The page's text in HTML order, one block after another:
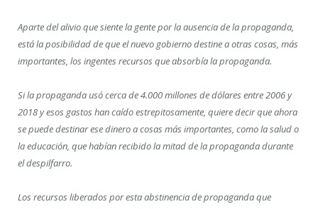
Aparte del alivio que siente la gente por la ausencia de la propaganda,
está la posibilidad de que el nuevo gobierno destine a otras cosas, más
importantes, los ingentes recursos que absorbía la propaganda.
Si la propaganda usó cerca de 4.000 millones de dólares entre 2006 y
2018 y esos gastos han caído estrepitosamente, quiere decir que ahora
se puede destinar ese dinero a cosas más importantes, como la salud o
la educación, que habían recibido la mitad de la propaganda durante
el despilfarro.
Los recursos liberados por esta abstinencia de propaganda que